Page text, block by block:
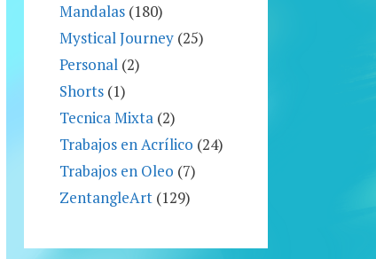
Mandalas (180)
Mystical Journey (25)
Personal (2)
Shorts (1)
Tecnica Mixta (2)
Trabajos en Acrílico (24)
Trabajos en Oleo (7)
ZentangleArt (129)